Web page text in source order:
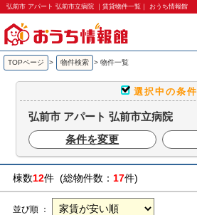
弘前市 アパート 弘前市立病院 ｜賃貸物件一覧｜ おうち情報館
TOPページ > 物件検索 > 物件一覧
選択中の条件
弘前市 アパート 弘前市立病院
条件を変更
棟数12件 (総物件数： 17件)
並び順 ：